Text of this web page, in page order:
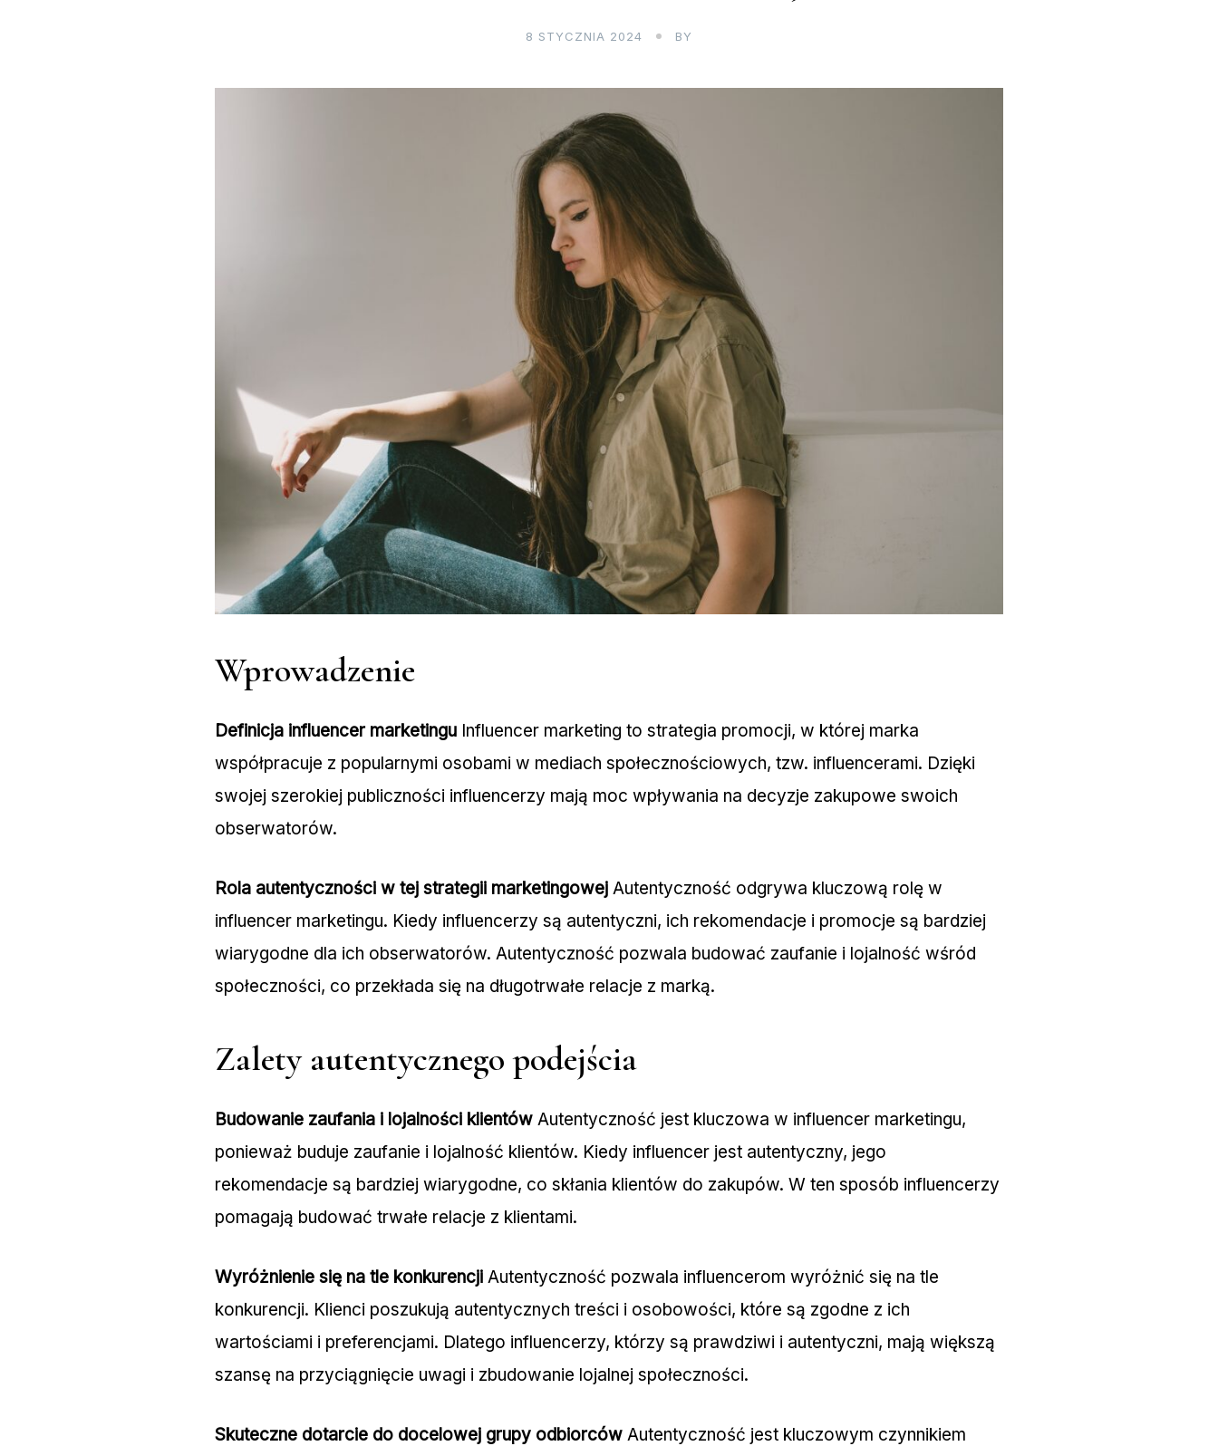
8 STYCZNIA 2024 BY
Wprowadzenie
Definicja influencer marketingu Influencer marketing to strategia promocji, w której marka
współpracuje z popularnymi osobami w mediach społecznościowych, tzw. influencerami. Dzięki
swojej szerokiej publiczności influencerzy mają moc wpływania na decyzje zakupowe swoich
obserwatorów.
Rola autentyczności w tej strategii marketingowej Autentyczność odgrywa kluczową rolę w
influencer marketingu. Kiedy influencerzy są autentyczni, ich rekomendacje i promocje są bardziej
wiarygodne dla ich obserwatorów. Autentyczność pozwala budować zaufanie i lojalność wśród
społeczności, co przekłada się na długotrwałe relacje z marką.
Zalety autentycznego podejścia
Budowanie zaufania i lojalności klientów Autentyczność jest kluczowa w influencer marketingu,
ponieważ buduje zaufanie i lojalność klientów. Kiedy influencer jest autentyczny, jego
rekomendacje są bardziej wiarygodne, co skłania klientów do zakupów. W ten sposób influencerzy
pomagają budować trwałe relacje z klientami.
Wyróżnienie się na tle konkurencji Autentyczność pozwala influencerom wyróżnić się na tle
konkurencji. Klienci poszukują autentycznych treści i osobowości, które są zgodne z ich
wartościami i preferencjami. Dlatego influencerzy, którzy są prawdziwi i autentyczni, mają większą
szansę na przyciągnięcie uwagi i zbudowanie lojalnej społeczności.
Skuteczne dotarcie do docelowej grupy odbiorców Autentyczność jest kluczowym czynnikiem